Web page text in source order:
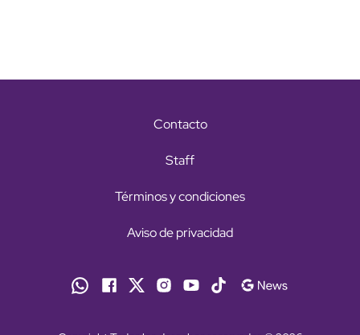
Contacto
Staff
Términos y condiciones
Aviso de privacidad